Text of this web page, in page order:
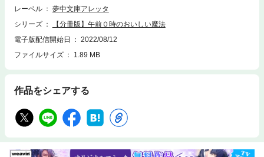
レーベル
夢中文庫アレッタ
シリーズ
【分冊版】午前０時のおいしい魔法
電子版配信開始日
2022/08/12
ファイルサイズ
1.89 MB
作品をシェアする